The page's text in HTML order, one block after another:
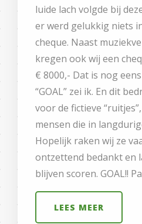
luide lach volgde bij
er werd gelukkig niets
cheque. Naast
kregen ook wij een
€ 8000,- Dat is nog
“GOAL” zei ik. En dit
voor de fictieve
mensen die in
Hopelijk raken wij ze
ontzettend bedankt en
blijven scoren. GOAL!!
LEES MEER